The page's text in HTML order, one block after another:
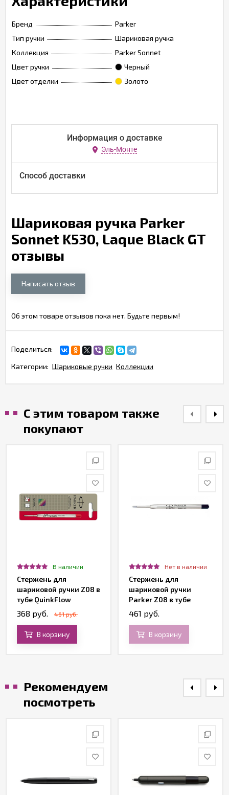
Бренд
Parker
Тип ручки
Шариковая ручка
Коллекция
Parker Sonnet
Цвет ручки
Черный
Цвет отделки
Золото
Информация о доставке
Эль-Монте
Способ доставки
Шариковая ручка Parker
Sonnet K530, Laque Black GT
отзывы
Написать отзыв
Об этом товаре отзывов пока нет. Будьте первым!
Поделиться:
Категории: Шариковые ручки Коллекции
С этим товаром также
покупают
В наличии
Стержень для
шариковой ручки Z08 в
тубе QuinkFlow
Premium, красный
368 руб. 461 руб.
В корзину
Нет в наличии
Стержень для
шариковой ручки
Parker Z08 в тубе
QuinkFlow Premium,
средний, черный
461 руб.
В корзину
Рекомендуем
посмотреть